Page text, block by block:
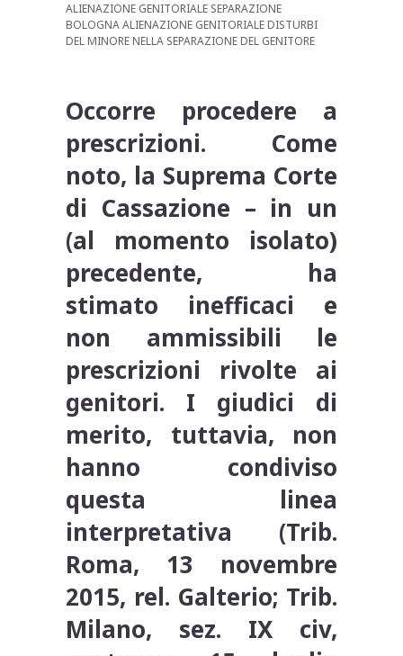
ALIENAZIONE GENITORIALE SEPARAZIONE
BOLOGNA ALIENAZIONE GENITORIALE DISTURBI
DEL MINORE NELLA SEPARAZIONE DEL GENITORE
Occorre procedere a
prescrizioni. Come
noto, la Suprema Corte
di Cassazione – in un
(al momento isolato)
precedente, ha
stimato inefficaci e
non ammissibili le
prescrizioni rivolte ai
genitori. I giudici di
merito, tuttavia, non
hanno condiviso
questa linea
interpretativa (Trib.
Roma, 13 novembre
2015, rel. Galterio; Trib.
Milano, sez. IX civ,